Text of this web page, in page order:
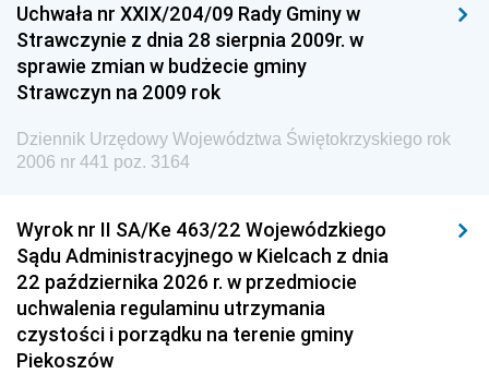
Dziennik Urzędowy Ministra Przemysłu
Dziennik Urzędowy Ministra Finansów i Gospodarki
Dziennik Urzędowy Ministra do Spraw Unii
Dziennik Urzędowy Agencji Wywiadu
Uchwała nr XXIX/204/09 Rady Gminy w
Strawczynie z dnia 28 sierpnia 2009r. w
sprawie zmian w budżecie gminy
Strawczyn na 2009 rok
Dziennik Urzędowy Województwa Świętokrzyskiego rok
2006 nr 441 poz. 3164
Wyrok nr II SA/Ke 463/22 Wojewódzkiego
Sądu Administracyjnego w Kielcach z dnia
22 października 2026 r. w przedmiocie
uchwalenia regulaminu utrzymania
czystości i porządku na terenie gminy
Piekoszów